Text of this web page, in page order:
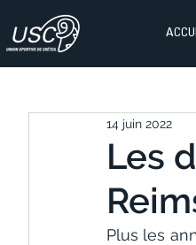
Les
14 juin 2022
Plus les